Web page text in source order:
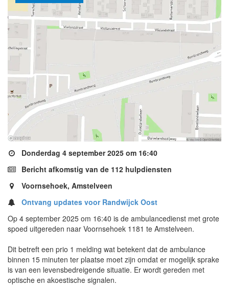
Donderdag 4 september 2025 om 16:40
Bericht afkomstig van de 112 hulpdiensten
Voornsehoek, Amstelveen
Ontvang updates voor Randwijck Oost
Op 4 september 2025 om 16:40 is de ambulancedienst met grote
spoed uitgereden naar Voornsehoek 1181 te Amstelveen.
Dit betreft een prio 1 melding wat betekent dat de ambulance
binnen 15 minuten ter plaatse moet zijn omdat er mogelijk sprake
is van een levensbedreigende situatie. Er wordt gereden met
optische en akoestische signalen.